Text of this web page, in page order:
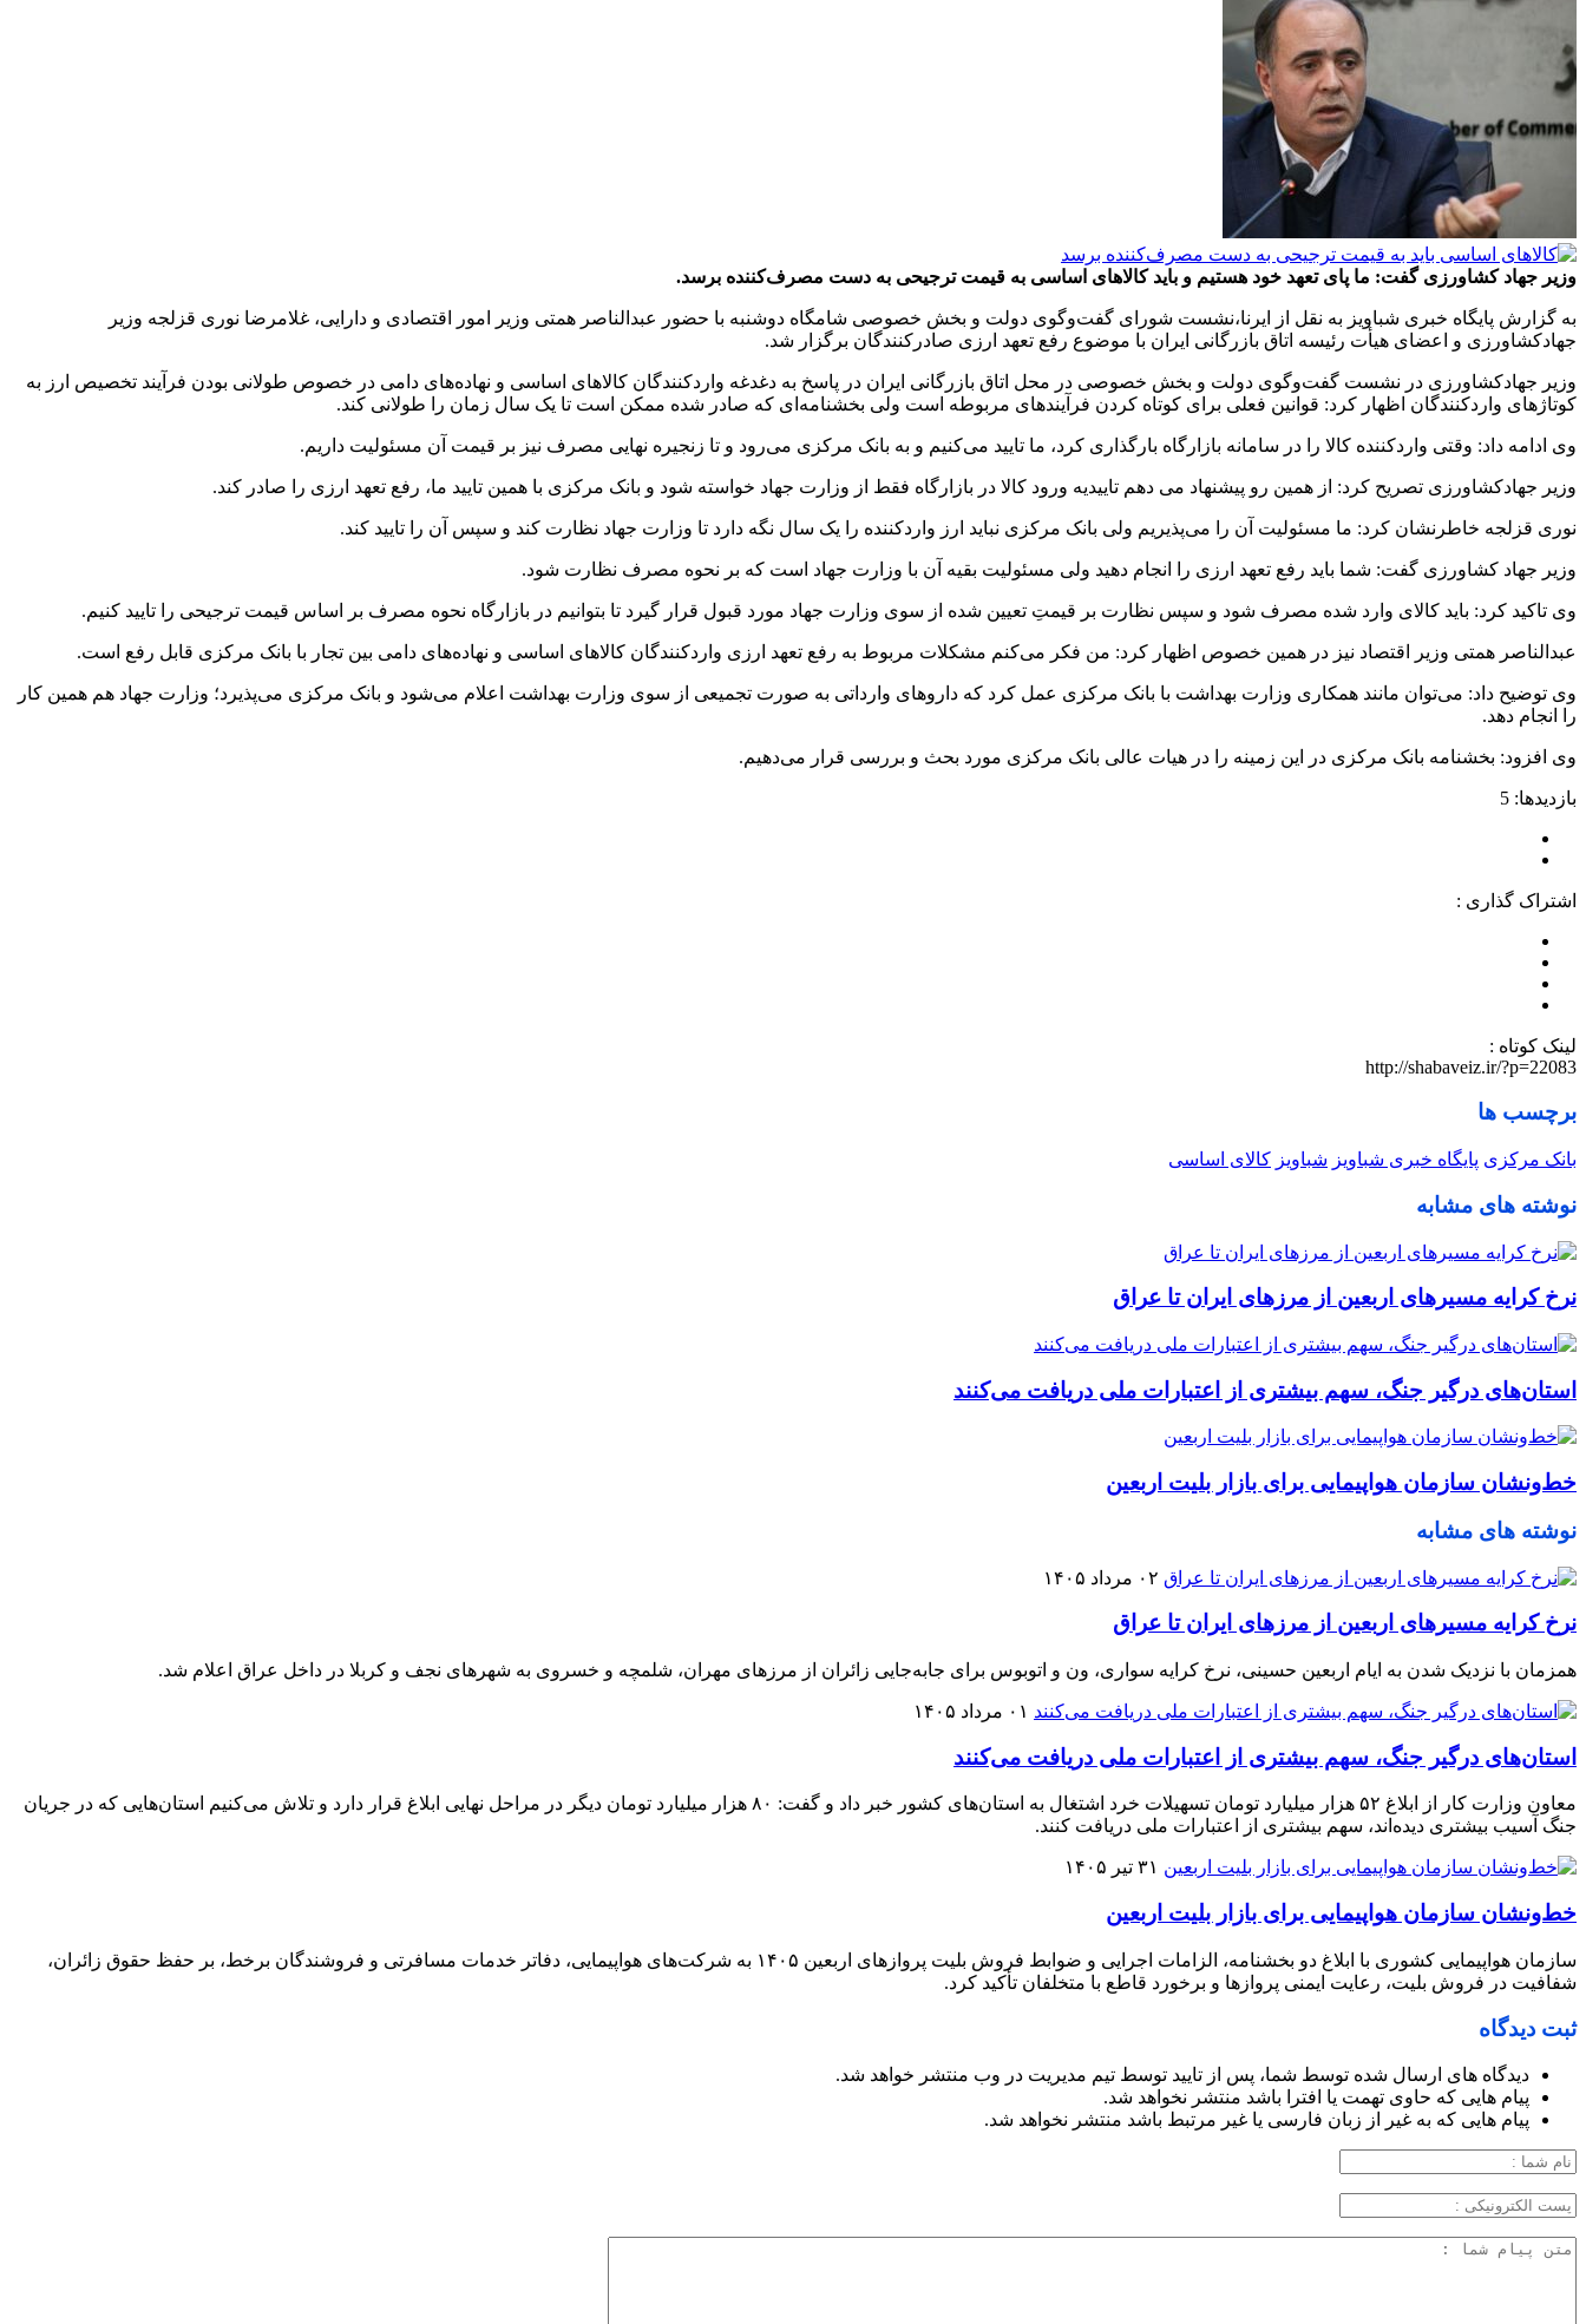
وزیر جهاد کشاورزی گفت: ما پای تعهد خود هستیم و باید کالاهای اساسی به قیمت ترجیحی به دست مصرف‌کننده برسد.
به گزارش پایگاه خبری شباویز به نقل از ایرنا،نشست شورای گفت‌وگوی دولت و بخش خصوصی شامگاه دوشنبه با حضور عبدالناصر همتی وزیر امور اقتصادی و دارایی، غلامرضا نوری قزلجه وزیر
جهادکشاورزی و اعضای هیأت رئیسه اتاق بازرگانی ایران با موضوع رفع تعهد ارزی صادرکنندگان برگزار شد.
وزیر جهادکشاورزی در نشست گفت‌وگوی دولت و بخش خصوصی در محل اتاق بازرگانی ایران در پاسخ به دغدغه واردکنندگان کالاهای اساسی و نهاده‌های دامی در خصوص طولانی بودن فرآیند تخصیص ارز به
کوتاژهای واردکنندگان اظهار کرد: قوانین فعلی برای کوتاه کردن فرآیندهای مربوطه است ولی بخشنامه‌ای که صادر شده ممکن است تا یک سال زمان را طولانی کند.
وی ادامه داد: وقتی واردکننده کالا را در سامانه بازارگاه بارگذاری کرد، ما تایید می‌کنیم و به بانک مرکزی می‌رود و تا زنجیره نهایی مصرف نیز بر قیمت آن مسئولیت داریم.
وزیر جهادکشاورزی تصریح کرد: از همین رو پیشنهاد می دهم تاییدیه ورود کالا در بازارگاه فقط از وزارت جهاد خواسته شود و بانک مرکزی با همین تایید ما، رفع تعهد ارزی را صادر کند.
نوری قزلجه خاطرنشان کرد: ما مسئولیت آن را می‌پذیریم ولی بانک مرکزی نباید ارز واردکننده را یک سال نگه دارد تا وزارت جهاد نظارت کند و سپس آن را تایید کند.
وزیر جهاد کشاورزی گفت: شما باید رفع تعهد ارزی را انجام دهید ولی مسئولیت بقیه آن با وزارت جهاد است که بر نحوه مصرف نظارت شود.
وی تاکید کرد: باید کالای وارد شده مصرف شود و سپس نظارت بر قیمتِ تعیین شده از سوی وزارت جهاد مورد قبول قرار گیرد تا بتوانیم در بازارگاه نحوه مصرف بر اساس قیمت ترجیحی را تایید کنیم.
عبدالناصر همتی وزیر اقتصاد نیز در همین خصوص اظهار کرد: من فکر می‌کنم مشکلات مربوط به رفع تعهد ارزی واردکنندگان کالاهای اساسی و نهاده‌های دامی بین تجار با بانک مرکزی قابل رفع است.
وی توضیح داد: می‌توان مانند همکاری وزارت بهداشت با بانک مرکزی عمل کرد که داروهای وارداتی به صورت تجمیعی از سوی وزارت بهداشت اعلام می‌شود و بانک مرکزی می‌پذیرد؛ وزارت جهاد هم همین کار
را انجام دهد.
وی افزود: بخشنامه بانک مرکزی در این زمینه را در هیات عالی بانک مرکزی مورد بحث و بررسی قرار می‌دهیم.
بازدیدها: 5
اشتراک گذاری :
لینک کوتاه :
http://shabaveiz.ir/?p=22083
برچسب ها
بانک مرکزی پایگاه خبری شباویز شباویز کالای اساسی
نوشته های مشابه
نرخ کرایه مسیرهای اربعین از مرزهای ایران تا عراق
استان‌های درگیر جنگ، سهم بیشتری از اعتبارات ملی دریافت می‌کنند
خط‌ونشان سازمان هواپیمایی برای بازار بلیت اربعین
نوشته های مشابه
۰۲ مرداد ۱۴۰۵
نرخ کرایه مسیرهای اربعین از مرزهای ایران تا عراق
همزمان با نزدیک شدن به ایام اربعین حسینی، نرخ کرایه سواری، ون و اتوبوس برای جابه‌جایی زائران از مرزهای مهران، شلمچه و خسروی به شهرهای نجف و کربلا در داخل عراق اعلام شد.
۰۱ مرداد ۱۴۰۵
استان‌های درگیر جنگ، سهم بیشتری از اعتبارات ملی دریافت می‌کنند
معاون وزارت کار از ابلاغ ۵۲ هزار میلیارد تومان تسهیلات خرد اشتغال به استان‌های کشور خبر داد و گفت: ۸۰ هزار میلیارد تومان دیگر در مراحل نهایی ابلاغ قرار دارد و تلاش می‌کنیم استان‌هایی که در جریان
جنگ آسیب بیشتری دیده‌اند، سهم بیشتری از اعتبارات ملی دریافت کنند.
۳۱ تیر ۱۴۰۵
خط‌ونشان سازمان هواپیمایی برای بازار بلیت اربعین
سازمان هواپیمایی کشوری با ابلاغ دو بخشنامه، الزامات اجرایی و ضوابط فروش بلیت پروازهای اربعین ۱۴۰۵ به شرکت‌های هواپیمایی، دفاتر خدمات مسافرتی و فروشندگان برخط، بر حفظ حقوق زائران،
شفافیت در فروش بلیت، رعایت ایمنی پروازها و برخورد قاطع با متخلفان تأکید کرد.
ثبت دیدگاه
دیدگاه های ارسال شده توسط شما، پس از تایید توسط تیم مدیریت در وب منتشر خواهد شد.
پیام هایی که حاوی تهمت یا افترا باشد منتشر نخواهد شد.
پیام هایی که به غیر از زبان فارسی یا غیر مرتبط باشد منتشر نخواهد شد.